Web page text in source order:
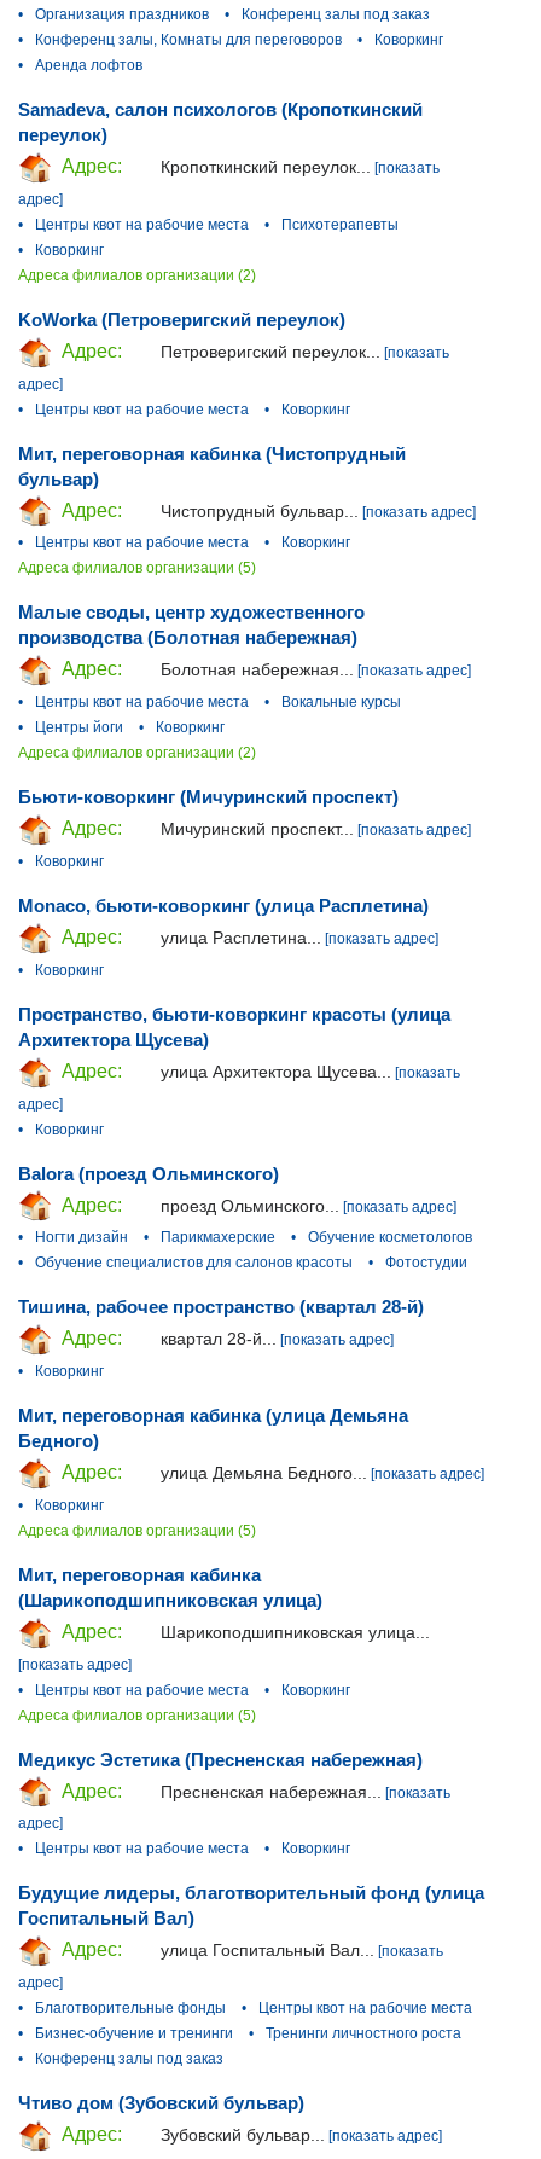
•
Организация праздников •
Конференц залы под заказ
•
Конференц залы, Комнаты для переговоров •
Коворкинг
•
Аренда лофтов
Samadeva, салон психологов (Кропоткинский
переулок)
Адрес:
Кропоткинский переулок...
[показать
адрес]
•
Центры квот на рабочие места •
Психотерапевты
•
Коворкинг
Адреса филиалов организации (2)
KoWorka (Петроверигский переулок)
Адрес:
Петроверигский переулок...
[показать
адрес]
•
Центры квот на рабочие места • Коворкинг
Мит, переговорная кабинка (Чистопрудный
бульвар)
Адрес:
Чистопрудный бульвар...
[показать адрес]
•
Центры квот на рабочие места •
Коворкинг
Адреса филиалов организации (5)
Малые своды, центр художественного
производства (Болотная набережная)
Адрес:
Болотная набережная... [показать адрес]
•
Центры квот на рабочие места •
Вокальные курсы
•
Центры йоги •
Коворкинг
Адреса филиалов организации (2)
Бьюти-коворкинг (Мичуринский проспект)
Адрес:
Мичуринский проспект... [показать адрес]
•
Коворкинг
Monaco, бьюти-коворкинг (улица Расплетина)
Адрес:
улица Расплетина...
[показать адрес]
•
Коворкинг
Пространство, бьюти-коворкинг красоты (улица
Архитектора Щусева)
Адрес:
улица Архитектора Щусева...
[показать
адрес]
•
Коворкинг
Balora (проезд Ольминского)
Адрес:
проезд Ольминского...
[показать адрес]
•
Ногти дизайн • Парикмахерские •
Обучение косметологов
•
Обучение специалистов для салонов красоты • Фотостудии
Тишина, рабочее пространство (квартал 28-й)
Адрес:
квартал 28-й... [показать адрес]
•
Коворкинг
Мит, переговорная кабинка (улица Демьяна
Бедного)
Адрес:
улица Демьяна Бедного...
[показать адрес]
•
Коворкинг
Адреса филиалов организации (5)
Мит, переговорная кабинка
(Шарикоподшипниковская улица)
Адрес:
Шарикоподшипниковская улица...
[показать адрес]
•
Центры квот на рабочие места •
Коворкинг
Адреса филиалов организации (5)
Медикус Эстетика (Пресненская набережная)
Адрес:
Пресненская набережная...
[показать
адрес]
•
Центры квот на рабочие места • Коворкинг
Будущие лидеры, благотворительный фонд (улица
Госпитальный Вал)
Адрес:
улица Госпитальный Вал... [показать
адрес]
•
Благотворительные фонды •
Центры квот на рабочие места
•
Бизнес-обучение и тренинги •
Тренинги личностного роста
•
Конференц залы под заказ
Чтиво дом (Зубовский бульвар)
Адрес:
Зубовский бульвар...
[показать адрес]